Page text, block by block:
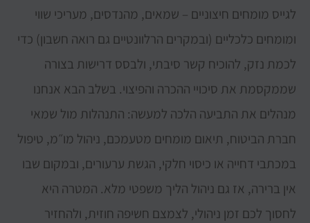
לגייס מומחים חיצוניים – שמאים, מהנדסים, מעריכי שווי
ומומחים כלכליים (ובמקרים הרלוונטיים גם רואה חשבון) כדי
לכמת נזק, להוכיח קשר סיבתי, ולבסס דרישות בצורה
שממקסמת את סיכויי ההכרה והפיצוי. בשלב הבא אנחנו
מנהלים את התביעה הלכה למעשה: התנהלות מול שמאי
חברת הביטוח, תיאום מומחים מטעמכם, ניהול מו״מ, טיפול
במכתבי דחייה או כיסוי חלקי, הגשת ערעורים, ובמקום שבו
אין ברירה, אז גם ניהול הליך משפטי מלא. המטרה היא
לחסוך לכם זמן ניהולי, לצמצם חשיפה חוזית, ולהחזיר